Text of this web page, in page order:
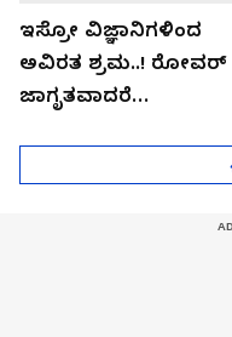
ಇಸ್ರೋ ವಿಜ್ಞಾನಿಗಳಿಂದ
ಅವಿರತ ಶ್ರಮ..! ರೋವರ್
ಜಾಗೃತವಾದರೆ